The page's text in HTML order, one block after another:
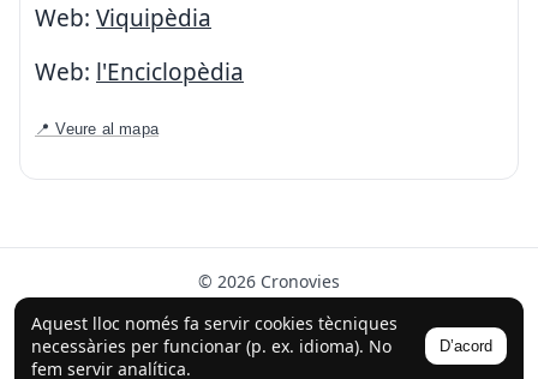
Aquest lloc només fa servir cookies tècniques
necessàries per funcionar (p. ex. idioma). No
fem servir analítica.
D’acord
Web: Viquipèdia
Web: l'Enciclopèdia
📍 Veure al mapa
© 2026 Cronovies
Història als carrers · Desenvolupat amb l’ajuda de la IA
(ChatGPT).
Segueix-nos a Instagram